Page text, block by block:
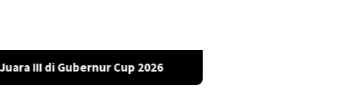
2026 DPRD Tanah Bumbu Desak PLN Batulicin